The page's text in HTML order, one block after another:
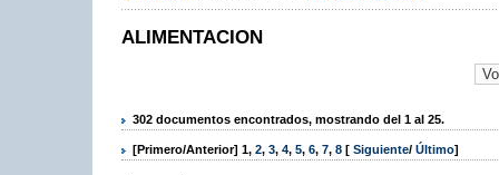
ALIMENTACION
302 documentos encontrados, mostrando del 1 al 25.
[Primero/Anterior] 1, 2, 3, 4, 5, 6, 7, 8 [ Siguiente/ Último]